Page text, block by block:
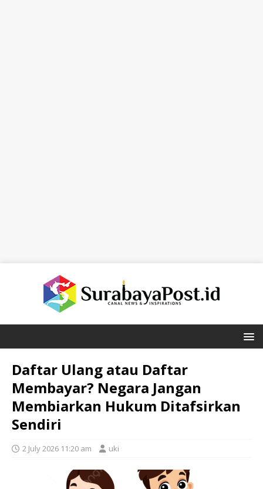
Daftar Ulang atau Daftar
Membayar? Negara Jangan
Membiarkan Hukum Ditafsirkan
Sendiri
2 July 2026 11:20 am uki